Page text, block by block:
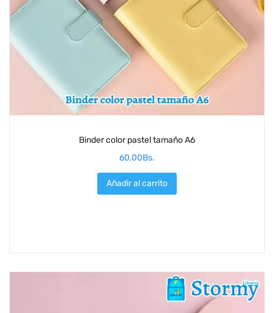
Binder color pastel tamaño A6
60,00Bs.
Añadir al carrito